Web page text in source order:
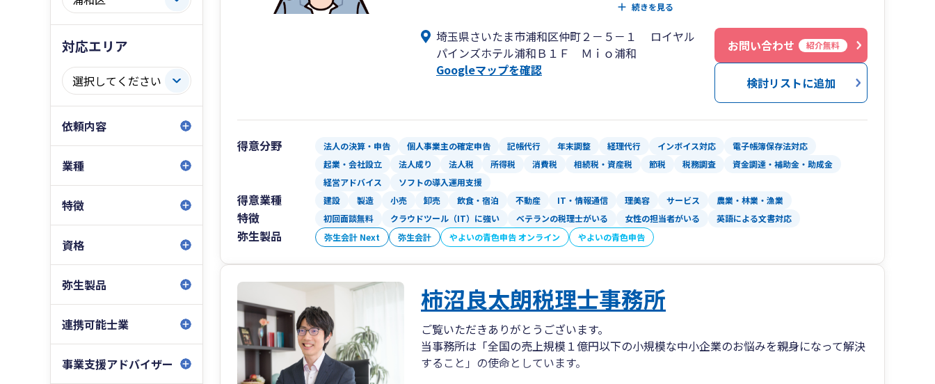
対応エリア
依頼内容
業種
特徴
資格
弥生製品
連携可能士業
事業支援アドバイザー
続きを見る
埼玉県さいたま市浦和区仲町２－５－１ ロイヤル
パインズホテル浦和Ｂ１Ｆ Ｍｉｏ浦和
Googleマップを確認
お問い合わせ 紹介無料
検討リストに追加
得意分野 法人の決算・申告 個人事業主の確定申告 記帳代行 年末調整 経理代行 インボイス対応
電子帳簿保存法対応
起業・会社設立
法人成り 法人税 所得税 消費税 相続税・資産税 節税 税務調査
資金調達・補助金・助成金
経営アドバイス
ソフトの導入運用支援
得意業種 建設 製造 小売 卸売 飲食・宿泊 不動産 IT・情報通信 理美容 サービス 農業・林業・漁業
特徴 初回面談無料 クラウドツール（IT）に強い ベテランの税理士がいる 女性の担当者がいる 英語による文書対応
弥生製品 弥生会計 Next 弥生会計 やよいの青色申告 オンライン やよいの青色申告
柿沼良太朗税理士事務所
ご覧いただきありがとうございます。
当事務所は「全国の売上規模１億円以下の小規模な中小企業のお悩みを親身になって解決
すること」の使命としています。